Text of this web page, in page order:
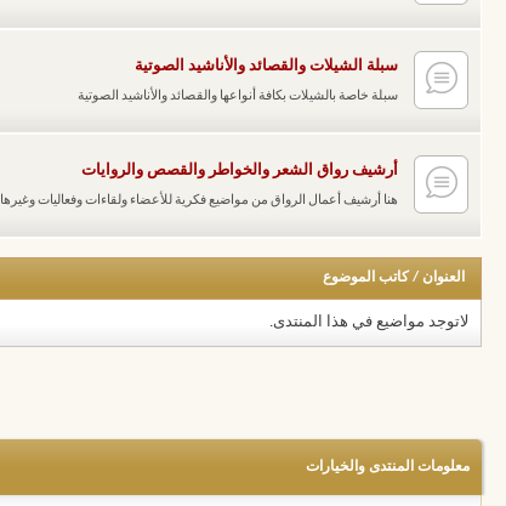
سبلة الشيلات والقصائد والأناشيد الصوتية
سبلة خاصة بالشيلات بكافة أنواعها والقصائد والأناشيد الصوتية
أرشيف رواق الشعر والخواطر والقصص والروايات
هنا أرشيف أعمال الرواق من مواضيع فكرية للأعضاء ولقاءات وفعاليات وغيرها
العنوان / كاتب الموضوع
لاتوجد مواضيع في هذا المنتدى.
معلومات المنتدى والخيارات